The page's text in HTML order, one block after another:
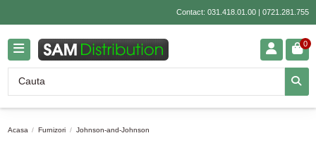
Contact: 031.418.01.00| 0721.281.755
0
Acasa Furnizori Johnson-and-Johnson